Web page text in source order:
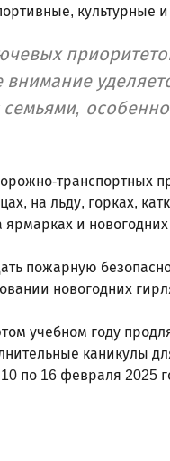
культурные
внимание
транспортных
на льду, горках,
и новогодних
пожарную
новогодних
учебном году
каникулы
по 16 февраля 2025